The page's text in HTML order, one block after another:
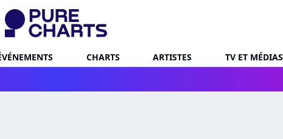
CHARTS ARTISTES TV ET MÉDIAS